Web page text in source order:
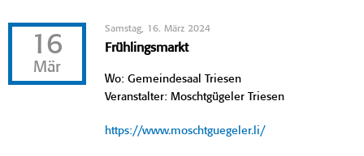
16
Mär
Samstag, 16. März 2024
Frühlingsmarkt
Wo: Gemeindesaal Triesen
Veranstalter: Moschtgügeler Triesen
https://www.moschtguegeler.li/